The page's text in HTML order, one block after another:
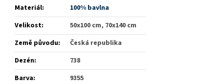
Materiál:
100% bavlna
Velikost:
50x100 cm, 70x140 cm
Země původu:
Česká republika
Dezén:
738
Barva: 9355